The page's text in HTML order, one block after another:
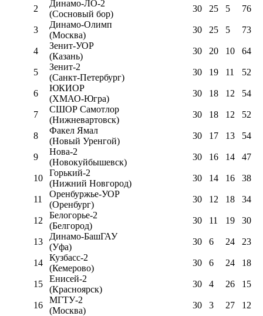
2
Динамо-ЛО-2
(Сосновый бор)
30 25 5 76
3
Динамо-Олимп
(Москва)
30 25 5 73
4
Зенит-УОР
(Казань)
30 20 10 64
5
Зенит-2
(Санкт-Петербург)
30 19 11 52
6
ЮКИОР
(ХМАО-Югра)
30 18 12 54
7
СШОР Самотлор
(Нижневартовск)
30 18 12 52
8
Факел Ямал
(Новый Уренгой)
30 17 13 54
9
Нова-2
(Новокуйбышевск)
30 16 14 47
10
Горький-2
(Нижний Новгород)
30 14 16 38
11
Оренбуржье-УОР
(Оренбург)
30 12 18 34
12
Белогорье-2
(Белгород)
30 11 19 30
13
Динамо-БашГАУ
(Уфа)
30 6 24 23
14
Кузбасс-2
(Кемерово)
30 6 24 18
15
Енисей-2
(Красноярск)
30 4 26 15
16
МГТУ-2
(Москва)
30 3 27 12